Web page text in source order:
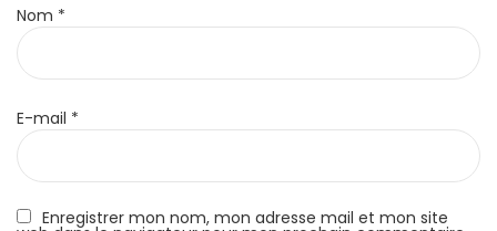
Enregistrer mon nom, mon adresse mail et mon site
Nom *
E-mail *